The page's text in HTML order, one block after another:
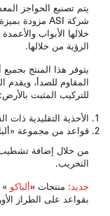
يتم تصنيع الحواجز
خلالها الأبواب
الرؤية من خلالها.
يتوفر هذا المنتج
المقاوم للصدأ، ويقدم
للتركيب المثبت بالأرض:
الأحذية التقليدية ذات
قواعد من مجموعة
من خلال إضافة
التخريب.
جديد: منتجات «ألباكو
بقواعد على الطراز